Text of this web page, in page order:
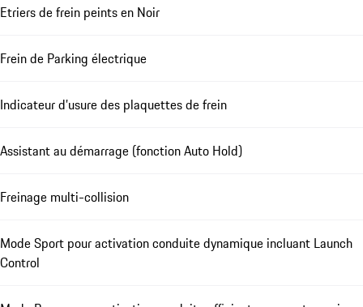
Etriers de frein peints en Noir
Frein de Parking électrique
Indicateur d’usure des plaquettes de frein
Assistant au démarrage (fonction Auto Hold)
Freinage multi-collision
Mode Sport pour activation conduite dynamique incluant Launch
Control